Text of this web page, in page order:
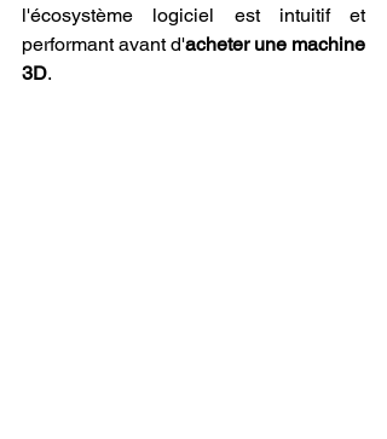
l'écosystème logiciel est intuitif et
performant avant d'acheter une machine
3D.